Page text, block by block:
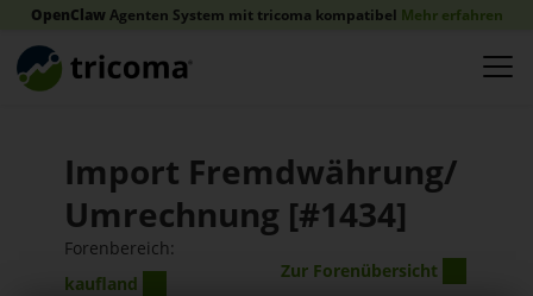
OpenClawAgenten System mit tricoma kompatibel Mehr erfahren
Import Fremdwährung/
Umrechnung [#1434]
Forenbereich:
kaufland
Zur Forenübersicht